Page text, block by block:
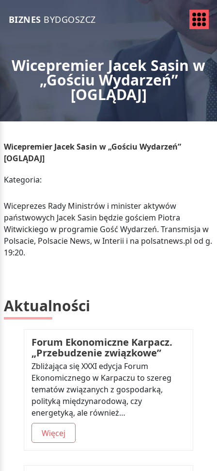
BIZNES BYDGOSZCZ
Wicepremier Jacek Sasin w
„Gościu Wydarzeń”
[OGLĄDAJ]
Wicepremier Jacek Sasin w „Gościu Wydarzeń”
[OGLĄDAJ]
Kategoria:
Wiceprezes Rady Ministrów i minister aktywów
państwowych Jacek Sasin będzie gościem Piotra
Witwickiego w programie Gość Wydarzeń. Transmisja w
Polsacie, Polsacie News, w Interii i na polsatnews.pl od g.
19:20.
Aktualności
Forum Ekonomiczne Karpacz.
„Przebudzenie związkowe”
Zbliżająca się XXXI edycja Forum
Ekonomicznego w Karpaczu to szereg
tematów związanych z gospodarką,
polityką międzynarodową, czy
energetyką, ale również…
Więcej